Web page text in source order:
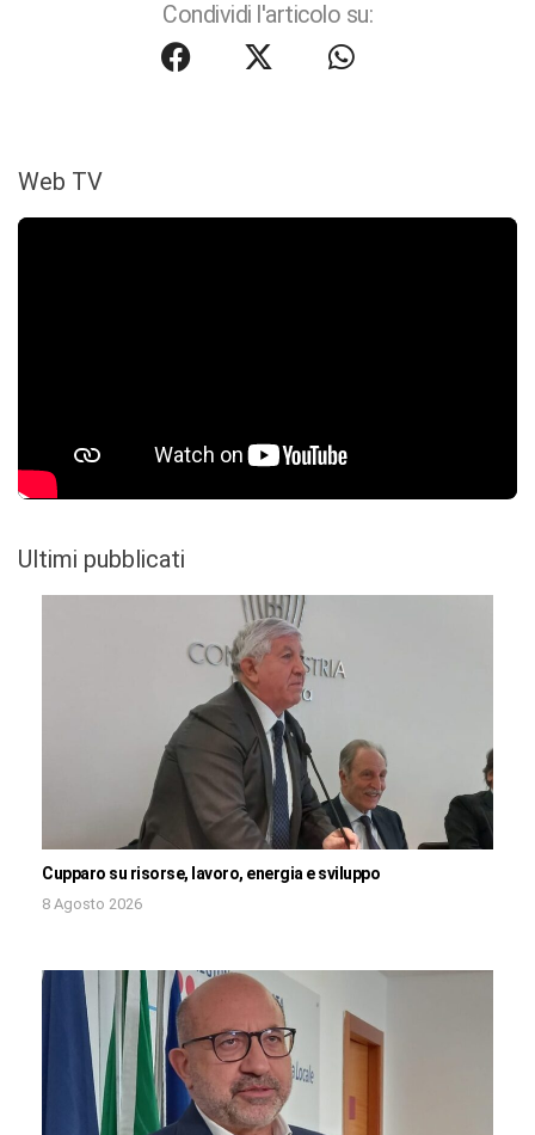
Condividi l'articolo su:
Web TV
Ultimi pubblicati
Cupparo su risorse, lavoro, energia e sviluppo
8 Agosto 2026